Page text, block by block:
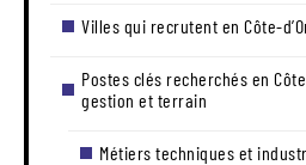
Villes qui recrutent en Côte-
Postes clés recherchés en
gestion et terrain
Métiers techniques et